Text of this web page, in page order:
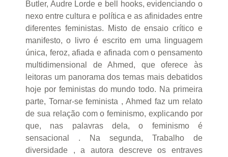
Butler, Audre Lorde e bell hooks, evidenciando o
nexo entre cultura e política e as afinidades entre
diferentes feministas. Misto de ensaio crítico e
manifesto, o livro é escrito em uma linguagem
única, feroz, afiada e afinada com o pensamento
multidimensional de Ahmed, que oferece às
leitoras um panorama dos temas mais debatidos
hoje por feministas do mundo todo. Na primeira
parte, Tornar-se feminista , Ahmed faz um relato
de sua relação com o feminismo, explicando por
que, nas palavras dela, o feminismo é
sensacional . Na segunda, Trabalho de
diversidade , a autora descreve os entraves